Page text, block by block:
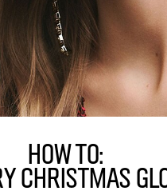
HOW TO:
CHRISTMAS